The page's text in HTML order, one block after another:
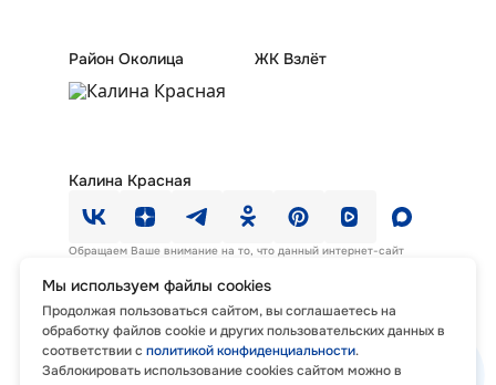
Район Околица ЖК Взлёт
Калина Красная
Обращаем Ваше внимание на то, что данный интернет-сайт
условиях не является офертой или публичной офертой,
определяемой положениями ст. 435, п. 2 ст. 437 Гражданского
Кодекса Российской Федерации.
Политика и соглашение на обработку персональных данных.
Нормативно-правовая документация
© Группа компаний КПД-ГАЗСТРОЙ, 2026
Мы используем файлы cookies
Продолжая пользоваться сайтом, вы соглашаетесь на
обработку файлов cookie и других пользовательских данных в
соответствии с политикой конфиденциальности.
Заблокировать использование cookies сайтом можно в